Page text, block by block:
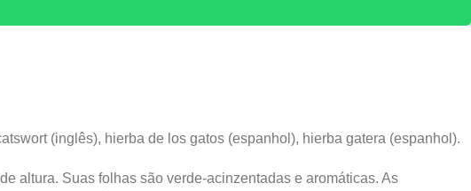
(inglês), hierba de los gatos (espanhol), hierba gatera (espanhol).
altura. Suas folhas são verde-acinzentadas e aromáticas. As